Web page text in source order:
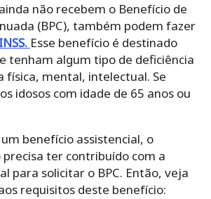
não recebem o Benefício de
(BPC), também podem fazer
Esse benefício é destinado
tenham algum tipo de deficiência
física, mental, intelectual. Se
idosos com idade de 65 anos ou
benefício assistencial, o
ter contribuído com a
para solicitar o BPC. Então, veja
requisitos deste benefício: